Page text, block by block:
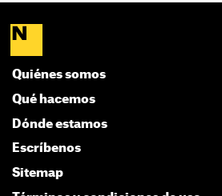
Quiénes somos
Qué hacemos
Dónde estamos
Escríbenos
Sitemap